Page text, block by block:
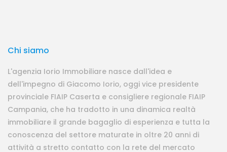
Chi siamo
L'agenzia Iorio Immobiliare nasce dall'idea e
dell'impegno di Giacomo Iorio, oggi vice presidente
provinciale FIAIP Caserta e consigliere regionale FIAIP
Campania, che ha tradotto in una dinamica realtà
immobiliare il grande bagaglio di esperienza e tutta la
conoscenza del settore maturate in oltre 20 anni di
attività a stretto contatto con la rete del mercato